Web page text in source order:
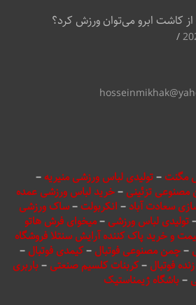
کاشت ابرو می‌توان ورزش کرد؟
مگنت–تولیدی لباس ورزشی منیریه–
تزئینی –خرید لباس ورزشی عمده
سعادت آباد – انکربولت–ساک ورزشی
تولیدی لباس ورزشی –میخوای فرش هاتو
و خرید پاک کننده آرایش سنتلا فروشگاه
–چمن مصنوعی فوتبال –کیمدی فوتبال –
فوتبال –کربنات کلسیم صنعتی –باربری
–باشگاه ژیمناستیک